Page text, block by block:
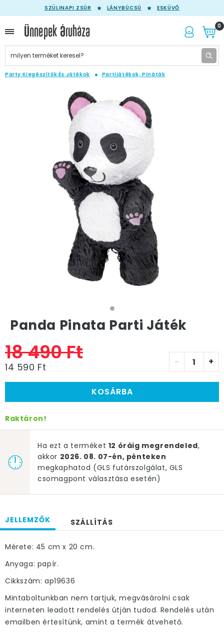
SZÜLINAPI ZSÚR LÁNYBÚCSÚ ESKÜVŐ
0
Party Kiegészítők És Játékok Partijátékok, Pináták
Panda Pinata Parti Játék
18 490 Ft
14 590 Ft - +
KOSÁRBA
Raktáron!
Ha ezt a terméket 12 óráig megrendeled,
akkor 2026. 08. 07-én, pénteken
megkaphatod (GLS futárszolgálat, GLS
csomagpont választása esetén)
JELLEMZŐK SZÁLLÍTÁS
Mérete: 45 cm x 20 cm.
Anyaga: papír.
Cikkszám: ap19636
Mintaboltunkban nem tartjuk, megvásárolni csak
interneten leadott rendelés útján tudod. Rendelés után
emailben értesítünk, amint a termék átvehető.